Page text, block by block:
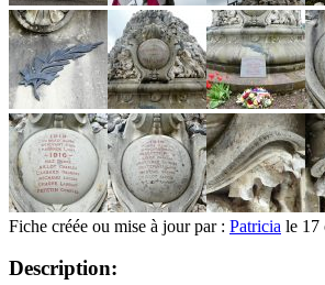
Fiche créée ou mise à jour par : Patricia le 17
Description: